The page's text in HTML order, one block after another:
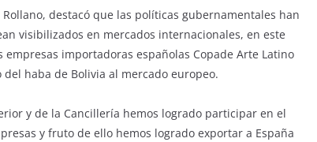
destacó que las políticas gubernamentales han
visibilizados en mercados internacionales, en este
importadoras españolas Copade Arte Latino
del haba de Bolivia al mercado europeo.
y de la Cancillería hemos logrado participar en el
y fruto de ello hemos logrado exportar a España